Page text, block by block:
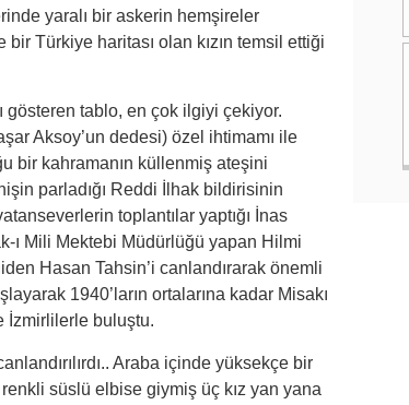
yaralı bir askerin hemşireler
Türkiye haritası olan kızın temsil ettiği
gösteren tablo, en çok ilgiyi çekiyor.
Aksoy’un dedesi) özel ihtimamı ile
bir kahramanın küllenmiş ateşini
parladığı Reddi İlhak bildirisinin
toplantılar yaptığı İnas
ı Mili Mektebi Müdürlüğü yapan Hilmi
Hasan Tahsin’i canlandırarak önemli
1940’ların ortalarına kadar Misakı
İzmirlilerle buluştu.
Araba içinde yüksekçe bir
süslü elbise giymiş üç kız yan yana